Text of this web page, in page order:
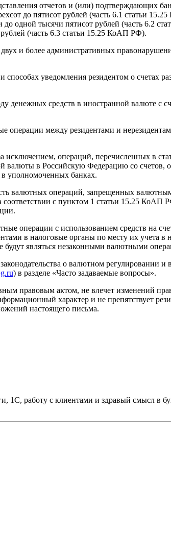
отчетов и (или) подтверждающих
до пятисот рублей (часть 6.1 статьи
одной тысячи пятисот рублей (часть 6.2
(часть 6.3 статьи 15.25 КоАП РФ).
и более административных
уведомления резидентом о счетах
денежных средств в иностранной валюте с
операции между резидентами и
операций, перечисленных в
валюты в Российскую Федерацию со
в уполномоченных банках.
валютных операций, запрещенных
с пунктом 1 статьи 15.25
операции с использованием средств на
в налоговые органы по месту их учета
являться незаконными валютными
о валютном регулировании
) в разделе «Часто задаваемые вопросы».
правовым актом, не влечет изменений
характер и не препятствует
настоящего письма.
работу с клиентами и здравый смысл в